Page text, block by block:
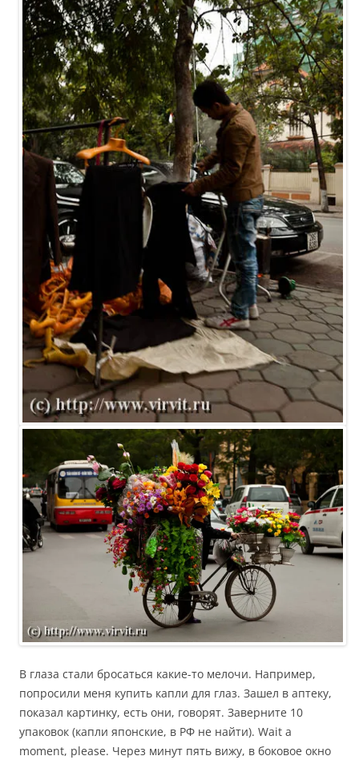
В глаза стали бросаться какие-то мелочи. Например,
попросили меня купить капли для глаз. Зашел в аптеку,
показал картинку, есть они, говорят. Заверните 10
упаковок (капли японские, в РФ не найти). Wait a
moment, please. Через минут пять вижу, в боковое окно